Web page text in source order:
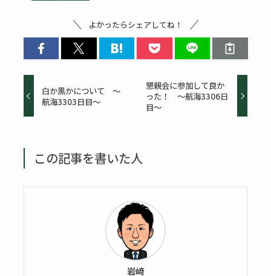
よかったらシェアしてね！
白か黒かについて ～
航海3303日目～
懇親会に参加して良か
った！ ～航海3306日
目～
この記事を書いた人
岩﨑